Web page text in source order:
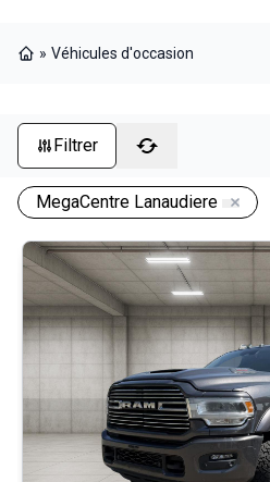
» Véhicules d'occasion
Filtrer
MegaCentre Lanaudiere